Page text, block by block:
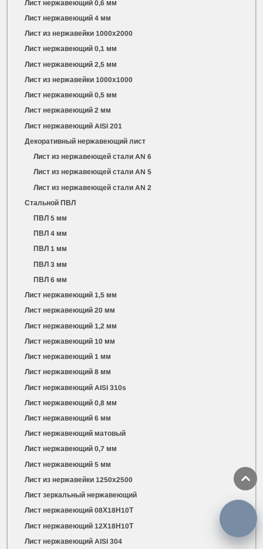
Лист нержавеющий 0,6 мм
Лист нержавеющий 4 мм
Лист из нержавейки 1000х2000
Лист нержавеющий 0,1 мм
Лист нержавеющий 2,5 мм
Лист из нержавейки 1000х1000
Лист нержавеющий 0,5 мм
Лист нержавеющий 2 мм
Лист нержавеющий AISI 201
Декоративный нержавеющий лист
Лист из нержавеющей стали AN 6
Лист из нержавеющей стали AN 5
Лист из нержавеющей стали AN 2
Стальной ПВЛ
ПВЛ 5 мм
ПВЛ 4 мм
ПВЛ 1 мм
ПВЛ 3 мм
ПВЛ 6 мм
Лист нержавеющий 1,5 мм
Лист нержавеющий 20 мм
Лист нержавеющий 1,2 мм
Лист нержавеющий 10 мм
Лист нержавеющий 1 мм
Лист нержавеющий 8 мм
Лист нержавеющий AISI 310s
Лист нержавеющий 0,8 мм
Лист нержавеющий 6 мм
Лист нержавеющий матовый
Лист нержавеющий 0,7 мм
Лист нержавеющий 5 мм
Лист из нержавейки 1250х2500
Лист зеркальный нержавеющий
Лист нержавеющий 08Х18Н10Т
Лист нержавеющий 12Х18Н10Т
Лист нержавеющий AISI 304